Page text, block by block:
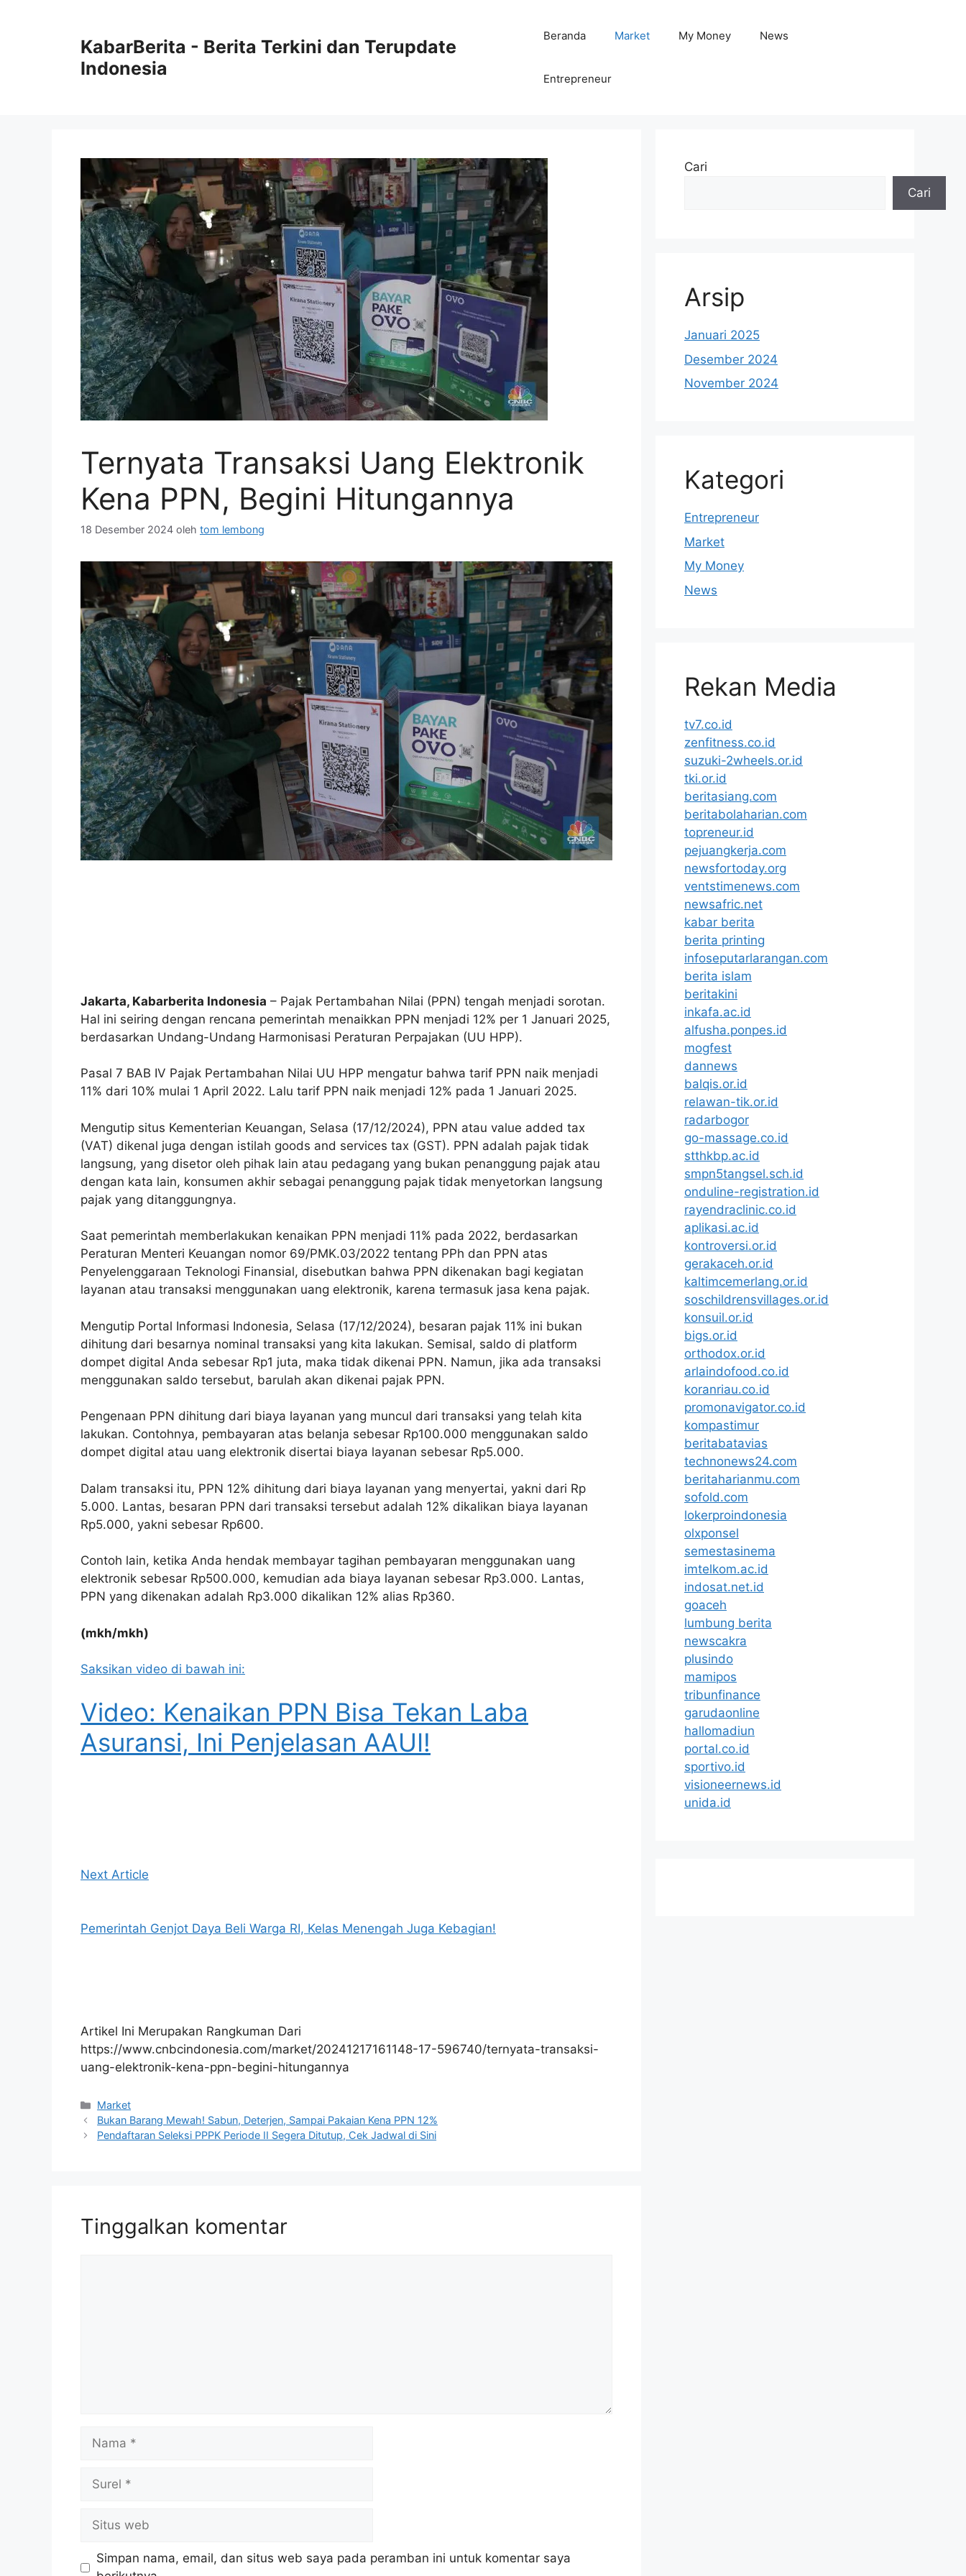
KabarBerita - Berita Terkini dan Terupdate
Indonesia
Beranda Market My Money News
Entrepreneur
Ternyata Transaksi Uang Elektronik
Kena PPN, Begini Hitungannya
18 Desember 2024 oleh tom lembong
Jakarta, Kabarberita Indonesia – Pajak Pertambahan Nilai (PPN) tengah menjadi sorotan.
Hal ini seiring dengan rencana pemerintah menaikkan PPN menjadi 12% per 1 Januari 2025,
berdasarkan Undang-Undang Harmonisasi Peraturan Perpajakan (UU HPP).
Pasal 7 BAB IV Pajak Pertambahan Nilai UU HPP mengatur bahwa tarif PPN naik menjadi
11% dari 10% mulai 1 April 2022. Lalu tarif PPN naik menjadi 12% pada 1 Januari 2025.
Mengutip situs Kementerian Keuangan, Selasa (17/12/2024), PPN atau value added tax
(VAT) dikenal juga dengan istilah goods and services tax (GST). PPN adalah pajak tidak
langsung, yang disetor oleh pihak lain atau pedagang yang bukan penanggung pajak atau
dengan kata lain, konsumen akhir sebagai penanggung pajak tidak menyetorkan langsung
pajak yang ditanggungnya.
Saat pemerintah memberlakukan kenaikan PPN menjadi 11% pada 2022, berdasarkan
Peraturan Menteri Keuangan nomor 69/PMK.03/2022 tentang PPh dan PPN atas
Penyelenggaraan Teknologi Finansial, disebutkan bahwa PPN dikenakan bagi kegiatan
layanan atau transaksi menggunakan uang elektronik, karena termasuk jasa kena pajak.
Mengutip Portal Informasi Indonesia, Selasa (17/12/2024), besaran pajak 11% ini bukan
dihitung dari besarnya nominal transaksi yang kita lakukan. Semisal, saldo di platform
dompet digital Anda sebesar Rp1 juta, maka tidak dikenai PPN. Namun, jika ada transaksi
menggunakan saldo tersebut, barulah akan dikenai pajak PPN.
Pengenaan PPN dihitung dari biaya layanan yang muncul dari transaksi yang telah kita
lakukan. Contohnya, pembayaran atas belanja sebesar Rp100.000 menggunakan saldo
dompet digital atau uang elektronik disertai biaya layanan sebesar Rp5.000.
Dalam transaksi itu, PPN 12% dihitung dari biaya layanan yang menyertai, yakni dari Rp
5.000. Lantas, besaran PPN dari transaksi tersebut adalah 12% dikalikan biaya layanan
Rp5.000, yakni sebesar Rp600.
Contoh lain, ketika Anda hendak membayar tagihan pembayaran menggunakan uang
elektronik sebesar Rp500.000, kemudian ada biaya layanan sebesar Rp3.000. Lantas,
PPN yang dikenakan adalah Rp3.000 dikalikan 12% alias Rp360.
(mkh/mkh)
Saksikan video di bawah ini:
Video: Kenaikan PPN Bisa Tekan Laba
Asuransi, Ini Penjelasan AAUI!
Next Article
Pemerintah Genjot Daya Beli Warga RI, Kelas Menengah Juga Kebagian!
Artikel Ini Merupakan Rangkuman Dari
https://www.cnbcindonesia.com/market/20241217161148-17-596740/ternyata-transaksi-
uang-elektronik-kena-ppn-begini-hitungannya
Kategori
Market
Bukan Barang Mewah! Sabun, Deterjen, Sampai Pakaian Kena PPN 12%
Pendaftaran Seleksi PPPK Periode II Segera Ditutup, Cek Jadwal di Sini
Tinggalkan komentar
Nama
Surel
Situs
web
Simpan nama, email, dan situs web saya pada peramban ini untuk komentar saya
Cari
Cari
Arsip
Januari 2025
Desember 2024
November 2024
Kategori
Entrepreneur
Market
My Money
News
Rekan Media
tv7.co.id
zenfitness.co.id
suzuki-2wheels.or.id
tki.or.id
beritasiang.com
beritabolaharian.com
topreneur.id
pejuangkerja.com
newsfortoday.org
ventstimenews.com
newsafric.net
kabar berita
berita printing
infoseputarlarangan.com
berita islam
beritakini
inkafa.ac.id
alfusha.ponpes.id
mogfest
dannews
balqis.or.id
relawan-tik.or.id
radarbogor
go-massage.co.id
stthkbp.ac.id
smpn5tangsel.sch.id
onduline-registration.id
rayendraclinic.co.id
aplikasi.ac.id
kontroversi.or.id
gerakaceh.or.id
kaltimcemerlang.or.id
soschildrensvillages.or.id
konsuil.or.id
bigs.or.id
orthodox.or.id
arlaindofood.co.id
koranriau.co.id
promonavigator.co.id
kompastimur
beritabatavias
technonews24.com
beritaharianmu.com
sofold.com
lokerproindonesia
olxponsel
semestasinema
imtelkom.ac.id
indosat.net.id
goaceh
lumbung berita
newscakra
plusindo
mamipos
tribunfinance
garudaonline
hallomadiun
portal.co.id
sportivo.id
visioneernews.id
unida.id